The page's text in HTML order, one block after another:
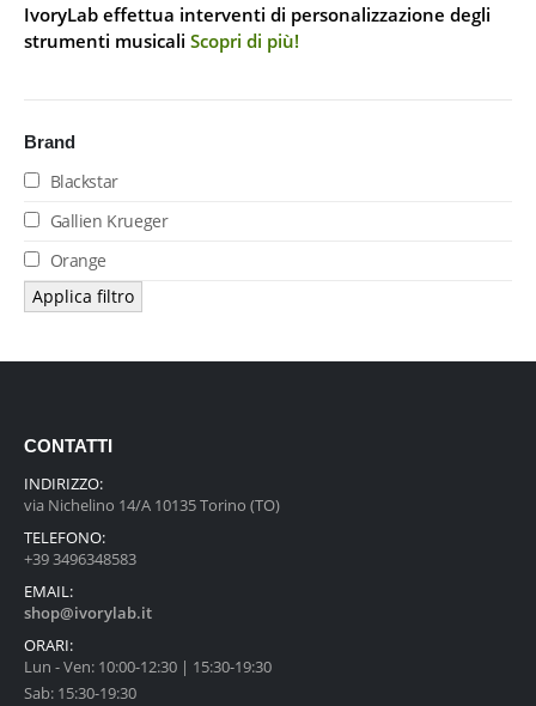
IvoryLab effettua interventi di personalizzazione degli
strumenti musicali Scopri di più!
Brand
Blackstar
Gallien Krueger
Orange
Applica filtro
CONTATTI
INDIRIZZO:
via Nichelino 14/A 10135 Torino (TO)
TELEFONO:
+39 3496348583
EMAIL:
shop@ivorylab.it
ORARI:
Lun - Ven: 10:00-12:30 | 15:30-19:30
Sab: 15:30-19:30